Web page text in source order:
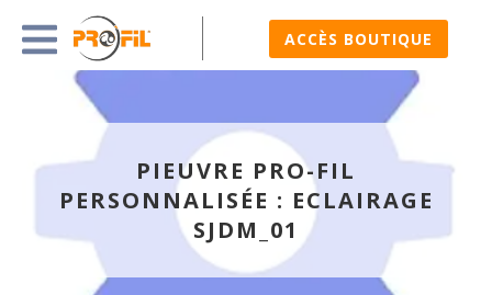
ACCÈS BOUTIQUE
PIEUVRE PRO-FIL
PERSONNALISÉE : ECLAIRAGE
SJDM_01